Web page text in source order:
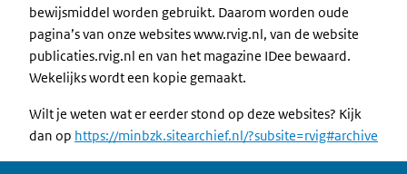
bewijsmiddel worden gebruikt. Daarom worden oude
pagina’s van onze websites www.rvig.nl, van de website
publicaties.rvig.nl en van het magazine IDee bewaard.
Wekelijks wordt een kopie gemaakt.
Wilt je weten wat er eerder stond op deze websites? Kijk
dan op https://minbzk.sitearchief.nl/?subsite=rvig#archive